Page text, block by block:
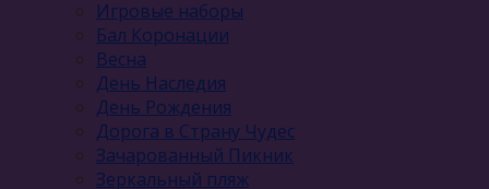
Игровые наборы
Бал Коронации
Весна
День Наследия
День Рождения
Дорога в Страну Чудес
Зачарованный Пикник
Зеркальный пляж